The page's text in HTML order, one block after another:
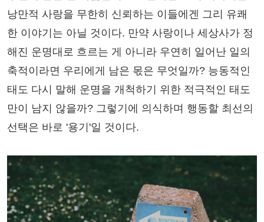
낭만적 사랑을 무한히 신뢰하는 이들에겐 그리 유쾌
한 이야기는 아닐 것이다. 만약 사랑이나 세상사가 정
해진 운명대로 흐르는 게 아니라 우연히 일어난 일의
축적이라면 우리에게 남은 몫은 무엇일까? 능동적인
태도 다시 말해 운명을 개척하기 위한 적극적인 태도
만이 남지 않을까? 그렇기에 의식하며 행동할 최선의
선택은 바로 '용기'일 것이다.